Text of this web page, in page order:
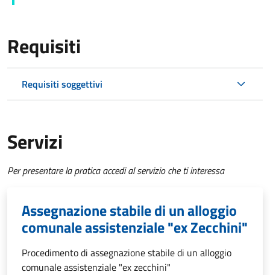
Requisiti
Requisiti soggettivi
Servizi
Per presentare la pratica accedi al servizio che ti interessa
Assegnazione stabile di un alloggio
comunale assistenziale "ex Zecchini"
Procedimento di assegnazione stabile di un alloggio
comunale assistenziale "ex zecchini"